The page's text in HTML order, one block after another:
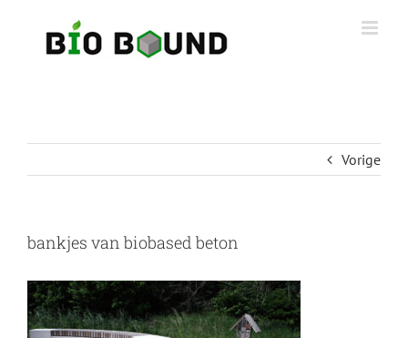
Vorige
bankjes van biobased beton